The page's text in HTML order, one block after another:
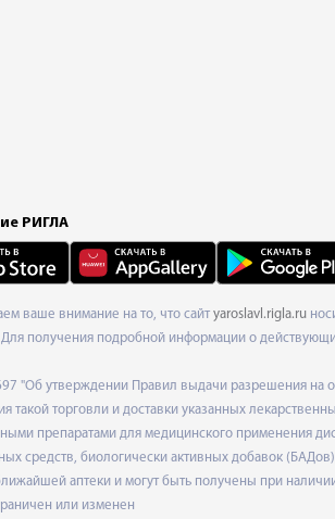
РИГЛА
ваше внимание на то, что сайт yaroslavl.rigla.ru
получения подробной информации о
"Об утверждении Правил выдачи разрешения на
торговли и доставки указанных
препаратами для медицинского применения
средств, биологически активных добавок
аптеки и могут быть получены при
или изменен